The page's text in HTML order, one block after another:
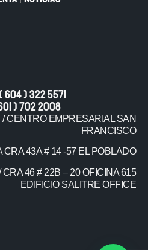
) 322 5571
) 702 2008
CENTRO EMPRESARIAL SAN
FRANCISCO
CRA 43A # 14 -57 EL POBLADO
46 # 22B – 20 OFICINA 615
EDIFICIO SALITRE OFFICE